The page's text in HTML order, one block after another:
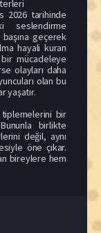
2026 tarihinde
seslendirme
geçerek
hayali kuran
mücadeleye
olayları daha
olan bu
yaşatır.
bir
birlikte
değil, aynı
öne çıkar.
bireylere hem